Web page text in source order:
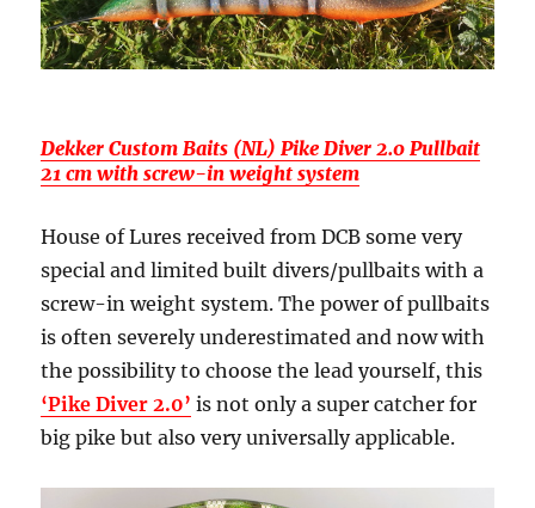
Dekker Custom Baits (NL) Pike Diver 2.0 Pullbait
21 cm with screw-in weight system
House of Lures received from DCB some very
special and limited built divers/pullbaits with a
screw-in weight system. The power of pullbaits
is often severely underestimated and now with
the possibility to choose the lead yourself, this
‘Pike Diver 2.0’ is not only a super catcher for
big pike but also very universally applicable.